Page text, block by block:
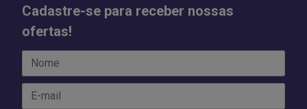
Cadastre-se para receber nossas
ofertas!